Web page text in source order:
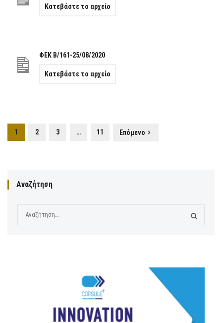
Κατεβάστε το αρχείο
ΦΕΚ Β/161-25/08/2020
Κατεβάστε το αρχείο
1 2 3 … 11 Επόμενο
Αναζήτηση